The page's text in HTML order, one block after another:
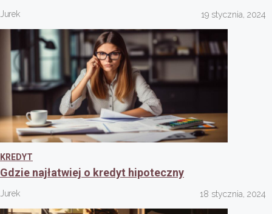
Jurek 19 stycznia, 2024
KREDYT
Gdzie najłatwiej o kredyt hipoteczny
Jurek 18 stycznia, 2024